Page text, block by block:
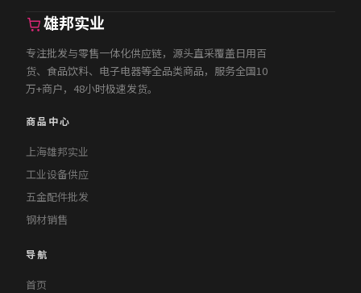
雄邦实业
专注批发与零售一体化供应链，源头直采覆盖日用百
货、食品饮料、电子电器等全品类商品，服务全国10
万+商户，48小时极速发货。
商品中心
上海雄邦实业
工业设备供应
五金配件批发
钢材销售
导航
首页